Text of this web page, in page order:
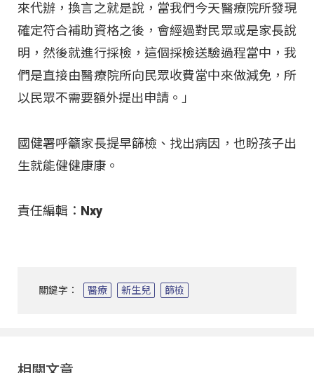
來代辦，換言之就是說，當我們今天醫療院所發現
確定符合補助資格之後，會經過對民眾或是家長說
明，然後就進行採檢，這個採檢送驗過程當中，我
們是直接由醫療院所向民眾收費當中來做減免，所
以民眾不需要額外提出申請 。」
國健署呼籲家長提早篩檢、找出病因，也盼孩子出
生就能健健康康 。
責任編輯：Nxy
關鍵字： 醫療 新生兒 篩檢